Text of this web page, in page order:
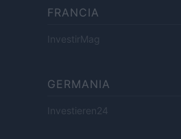
FRANCIA
InvestirMag
GERMANIA
Investieren24